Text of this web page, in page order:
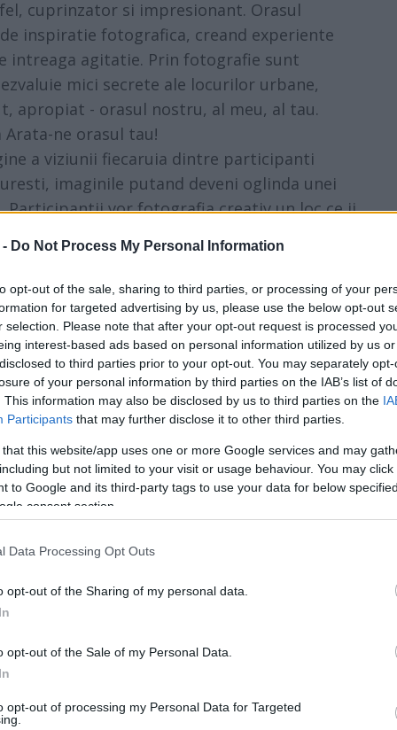
- Do Not Process My Personal Information
opt-out of the sale, sharing to third parties, or processing of your
for targeted advertising by us, please use the below opt-out
selection. Please note that after your opt-out request is processed
interest-based ads based on personal information utilized by us
to third parties prior to your opt-out. You may separately
of your personal information by third parties on the IAB’s list of
This information may also be disclosed by us to third parties on the
Participants that may further disclose it to other third parties.
that this website/app uses one or more Google services and may
but not limited to your visit or usage behaviour. You may
to Google and its third-party tags to use your data for below
consent section.
Data Processing Opt Outs
opt-out of the Sharing of my personal data.
opt-out of the Sale of my Personal Data.
opt-out of processing my Personal Data for Targeted
cuprinzator si impresionant. Orasul
inspiratie fotografica, creand experiente
intreaga agitatie. Prin fotografie sunt
mici secrete ale locurilor urbane,
apropiat - orasul nostru, al meu, al tau.
ne orasul tau!
a viziunii fiecaruia dintre participanti
imaginile putand deveni oglinda unei
Participantii vor fotografia creativ un loc ce ii
se regasesc.
si impreuna, prin portretele fotografice
parti ale puzzle-ului ce defineste orasul si
Prin imbinarea diverselor tipuri de
lightpainting, peisaj - participantii
fotografia in moduri pe care nu le-au
unica.
Arata-ne orasul tau! debuteazacu o
Eftenie - arhitect si fotograf urban
vor introduce concepte specifice cunoasterii
urban, se va aborda tehnica
imagini de fotografie urbana.
practice a temei workshopului, pe
va iesi la fotografiat si va avea
perspectiva. Veti avea ocazia sa va
chiar in timpul saptamanii, si sa testati